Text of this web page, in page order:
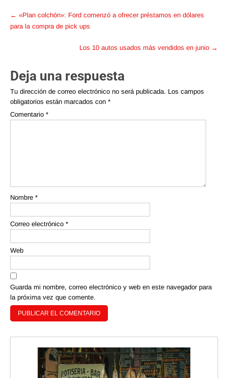
Post
navigation
← «Plan colchón»: Ford comenzó a ofrecer préstamos en dólares
para la compra de pick ups
Los 10 autos usados más vendidos en junio →
Deja una respuesta
Tu dirección de correo electrónico no será publicada. Los campos
obligatorios están marcados con *
Comentario *
Nombre *
Correo electrónico *
Web
Guarda mi nombre, correo electrónico y web en este navegador para
la próxima vez que comente.